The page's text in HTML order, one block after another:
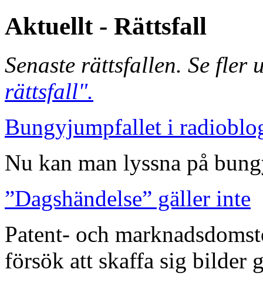
Aktuellt - Rättsfall
Senaste rättsfallen. Se
rättsfall".
Bungyjumpfallet i
Nu kan man lyssna på
”Dagshändelse” gäller inte
Patent- och
försök att skaffa sig bilder